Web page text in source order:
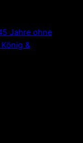
Jahre ohne
&